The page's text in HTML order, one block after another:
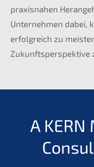
praxisnahen
Unternehmen dabei,
erfolgreich zu
Zukunftsperspektive
A